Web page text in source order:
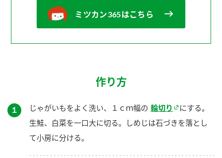
ミツカン365はこちら
作り方
１ じゃがいもをよく洗い、１ｃｍ幅の 輪切り
にする。
生鮭、白菜を一口大に切る。しめじは石づきを落とし
て小房に分ける。